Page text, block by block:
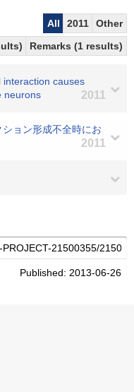
All 2011
Other
Remarks (1 results)
interaction causes
neurons
2011
ョン形成不全時にお
2011
Published: 2013-06-26